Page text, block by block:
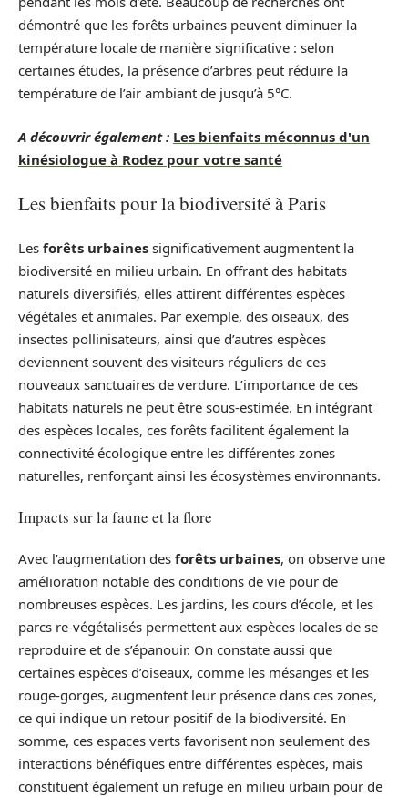
démontré que les forêts urbaines peuvent diminuer la
température locale de manière significative : selon
certaines études, la présence d’arbres peut réduire la
température de l’air ambiant de jusqu’à 5°C.
A découvrir également : Les bienfaits méconnus d'un
kinésiologue à Rodez pour votre santé
Les bienfaits pour la biodiversité à Paris
Les forêts urbaines significativement augmentent la
biodiversité en milieu urbain. En offrant des habitats
naturels diversifiés, elles attirent différentes espèces
végétales et animales. Par exemple, des oiseaux, des
insectes pollinisateurs, ainsi que d’autres espèces
deviennent souvent des visiteurs réguliers de ces
nouveaux sanctuaires de verdure. L’importance de ces
habitats naturels ne peut être sous-estimée. En intégrant
des espèces locales, ces forêts facilitent également la
connectivité écologique entre les différentes zones
naturelles, renforçant ainsi les écosystèmes environnants.
Impacts sur la faune et la flore
Avec l’augmentation des forêts urbaines, on observe une
amélioration notable des conditions de vie pour de
nombreuses espèces. Les jardins, les cours d’école, et les
parcs re-végétalisés permettent aux espèces locales de se
reproduire et de s’épanouir. On constate aussi que
certaines espèces d’oiseaux, comme les mésanges et les
rouge-gorges, augmentent leur présence dans ces zones,
ce qui indique un retour positif de la biodiversité. En
somme, ces espaces verts favorisent non seulement des
interactions bénéfiques entre différentes espèces, mais
constituent également un refuge en milieu urbain pour de